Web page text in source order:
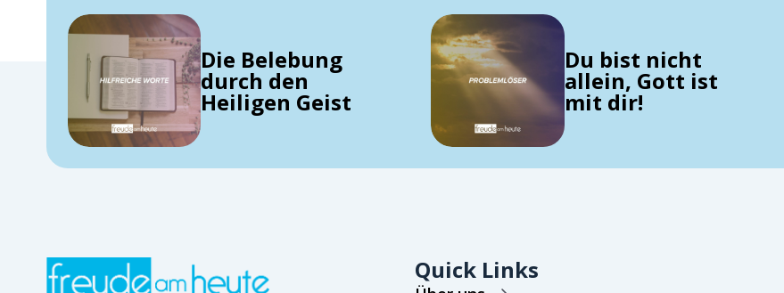
Die Belebung
durch den
Heiligen Geist
Du bist nicht
allein, Gott ist
mit dir!
Quick Links